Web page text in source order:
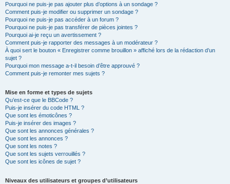
Pourquoi ne puis-je pas ajouter plus d’options à un sondage ?
Comment puis-je modifier ou supprimer un sondage ?
Pourquoi ne puis-je pas accéder à un forum ?
Pourquoi ne puis-je pas transférer de pièces jointes ?
Pourquoi ai-je reçu un avertissement ?
Comment puis-je rapporter des messages à un modérateur ?
À quoi sert le bouton « Enregistrer comme brouillon » affiché lors de la rédaction d’un
sujet ?
Pourquoi mon message a-t-il besoin d’être approuvé ?
Comment puis-je remonter mes sujets ?
Mise en forme et types de sujets
Qu’est-ce que le BBCode ?
Puis-je insérer du code HTML ?
Que sont les émoticônes ?
Puis-je insérer des images ?
Que sont les annonces générales ?
Que sont les annonces ?
Que sont les notes ?
Que sont les sujets verrouillés ?
Que sont les icônes de sujet ?
Niveaux des utilisateurs et groupes d’utilisateurs